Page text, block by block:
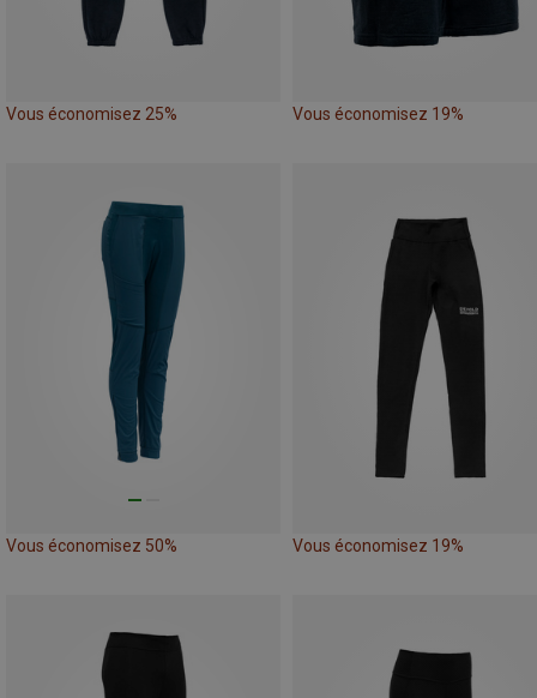
Vous économisez 25% Vous économisez 19%
Vous économisez 50% Vous économisez 19%